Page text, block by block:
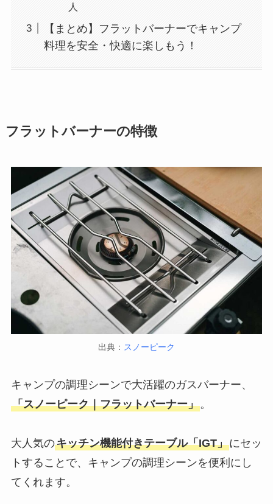
人
【まとめ】フラットバーナーでキャンプ
料理を安全・快適に楽しもう！
フラットバーナーの特徴
出典： スノーピーク
キャンプの調理シーンで大活躍のガスバーナー、
「スノーピーク｜フラットバーナー」。
大人気のキッチン機能付きテーブル「IGT」にセッ
トすることで、キャンプの調理シーンを便利にし
てくれます。